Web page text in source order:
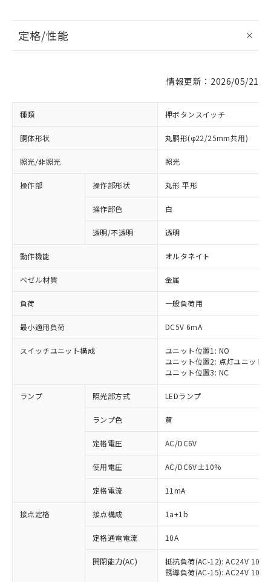
定格/性能
情報更新：2026/05/21
種類 押ボタンスイッチ
胴体形状 丸胴形(φ22/25mm共用)
照光/非照光 照光
操作部 操作部形状 丸形 平形
操作部色 白
透明/不透明 透明
動作機能 オルタネイト
ベゼル材質 金属
負荷 一般負荷用
最小適用負荷 DC5V 6mA
スイッチユニット構成
ユニット位置1: NO
ユニット位置2: 点灯ユニット
ユニット位置3: NC
ランプ 照光部方式 LEDランプ
ランプ色 黄
定格電圧 AC/DC6V
使用電圧 AC/DC6V±10%
定格電流 11mA
接点定格 接点構成 1a+1b
定格通電電流 10A
開閉能力(AC)
抵抗負荷(AC-12): AC24V 10A/
誘導負荷(AC-15): AC24V
ご利用条件
ご利用ください。
非含有に対応した製品が提供可能な商品で
有に対応した製品に切り替える予定のある
対応予定なし：EU RoHS指令（10物質）の
非含有に非対応の商品で、対応品を出す予
定はありません。
調査・確認中：EU RoHS指令（10物質）の